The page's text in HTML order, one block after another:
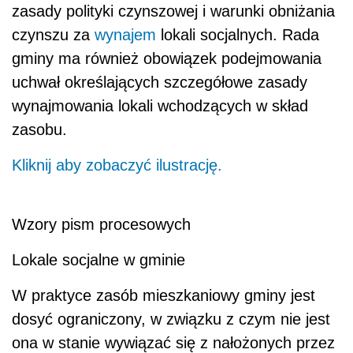
zasady polityki czynszowej i warunki obniżania
czynszu za wynajem lokali socjalnych. Rada
gminy ma również obowiązek podejmowania
uchwał określających szczegółowe zasady
wynajmowania lokali wchodzących w skład
zasobu.
Kliknij aby zobaczyć ilustrację.
Wzory pism procesowych
Lokale socjalne w gminie
W praktyce zasób mieszkaniowy gminy jest
dosyć ograniczony, w związku z czym nie jest
ona w stanie wywiązać się z nałożonych przez